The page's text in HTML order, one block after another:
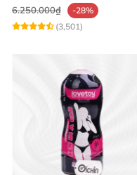
6.250.000₫
-28%
(3,501)